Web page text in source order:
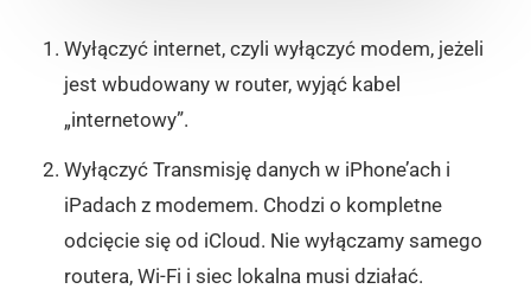
Wyłączyć internet, czyli wyłączyć modem, jeżeli
jest wbudowany w router, wyjąć kabel
„internetowy”.
Wyłączyć Transmisję danych w iPhone’ach i
iPadach z modemem. Chodzi o kompletne
odcięcie się od iCloud. Nie wyłączamy samego
routera, Wi-Fi i siec lokalna musi działać.